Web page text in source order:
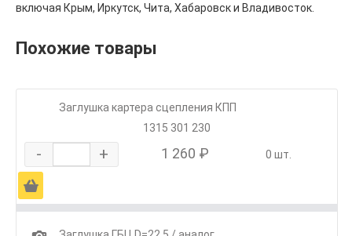
включая Крым, Иркутск, Чита, Хабаровск и Владивосток.
Похожие товары
Заглушка картера сцепления КПП
1315 301 230
- + 1 260 ₽ 0 шт.
Ä